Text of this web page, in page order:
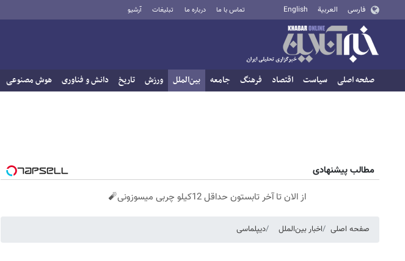
فارسی العربية English تماس با ما درباره ما تبلیغات آرشیو
صفحه اصلی سیاست اقتصاد فرهنگ جامعه بین‌الملل ورزش تاریخ دانش و فناوری هوش مصنوعی
مطالب پیشنهادی
از الان تا آخر تابستون حداقل 12کیلو چربی میسوزونی🧨
صفحه اصلی اخبار بین‌الملل دیپلماسی